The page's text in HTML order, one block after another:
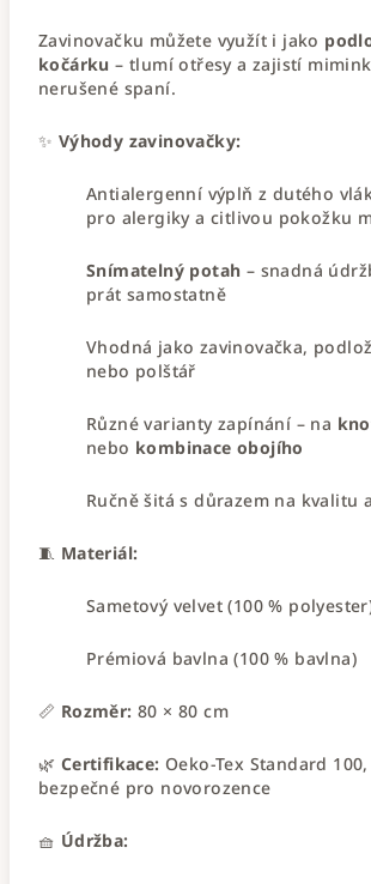
Zavinovačku můžete využít i jako
kočárku – tlumí otřesy a zajistí
nerušené spaní.
✨ Výhody zavinovačky:
Antialergenní výplň z dutého
pro alergiky a citlivou pokožku
Snímatelný potah – snadná
prát samostatně
Vhodná jako zavinovačka,
nebo polštář
Různé varianty zapínání – na
nebo kombinace obojího
Ručně šitá s důrazem na kvalitu
🧵 Materiál:
Sametový velvet (100 %
Prémiová bavlna (100 % bavlna)
📏 Rozměr: 80 × 80 cm
🌿 Certifikace: Oeko-Tex Standard
bezpečné pro novorozence
🧺 Údržba: